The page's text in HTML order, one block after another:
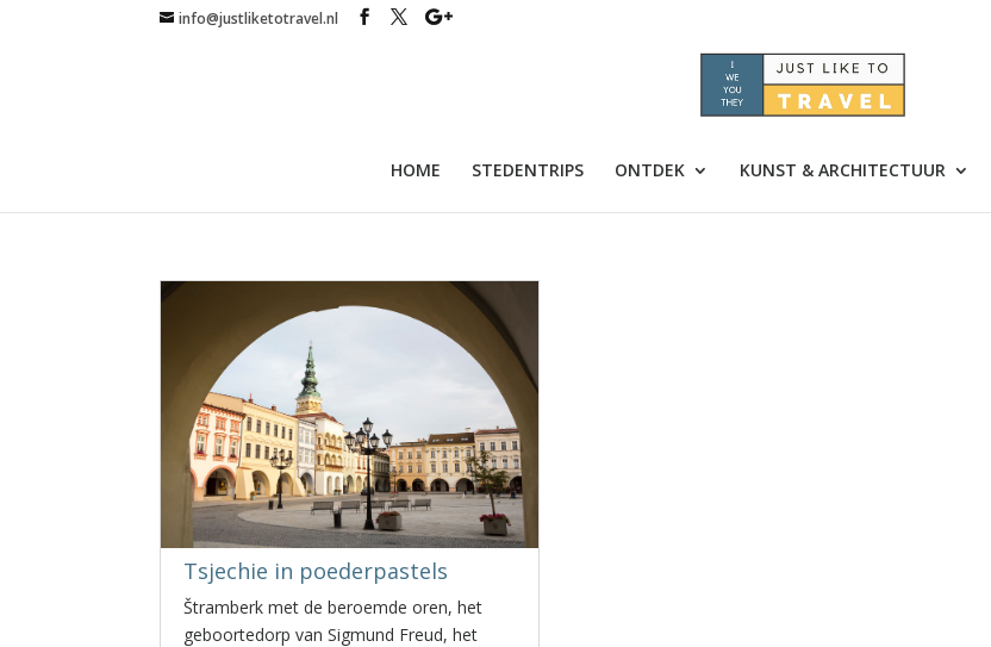
info@justliketotravel.nl
HOME STEDENTRIPS ONTDEK KUNST & ARCHITECTUUR
Tsjechie in poederpastels
Štramberk met de beroemde oren, het
geboortedorp van Sigmund Freud, het